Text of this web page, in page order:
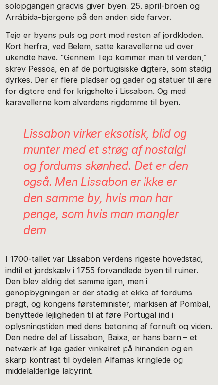
solopgangen gradvis giver byen, 25. april-broen og
Arrábida-bjergene på den anden side farver.
Tejo er byens puls og port mod resten af jordkloden.
Kort herfra, ved Belem, satte karavellerne ud over
ukendte have. “Gennem Tejo kommer man til verden,”
skrev Pessoa, en af de portugisiske digtere, som stadig
dyrkes. Der er flere pladser og gader og statuer til ære
for digtere end for krigshelte i Lissabon. Og med
karavellerne kom alverdens rigdomme til byen.
Lissabon virker eksotisk, blid og
munter med et strøg af nostalgi
og fordums skønhed. Det er den
også. Men Lissabon er ikke er
den samme by, hvis man har
penge, som hvis man mangler
dem
I 1700-tallet var Lissabon verdens rigeste hovedstad,
indtil et jordskælv i 1755 forvandlede byen til ruiner.
Den blev aldrig det samme igen, men i
genopbygningen er der stadig et ekko af fordums
pragt, og kongens førsteminister, markisen af Pombal,
benyttede lejligheden til at føre Portugal ind i
oplysningstiden med dens betoning af fornuft og viden.
Den nedre del af Lissabon, Baixa, er hans barn – et
netværk af lige gader vinkelret på hinanden og en
skarp kontrast til bydelen Alfamas kringlede og
middelalderlige labyrint.